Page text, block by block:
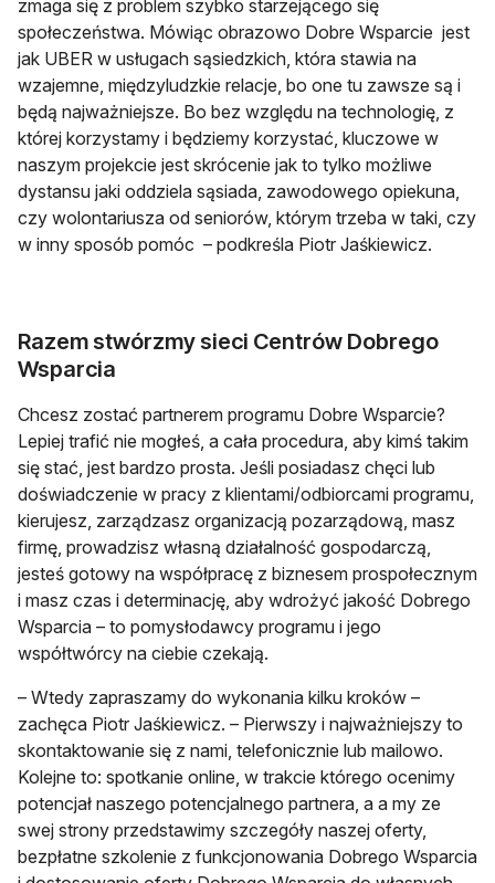
zmaga się z problem szybko starzejącego się
społeczeństwa. Mówiąc obrazowo Dobre Wsparcie jest
jak UBER w usługach sąsiedzkich, która stawia na
wzajemne, międzyludzkie relacje, bo one tu zawsze są i
będą najważniejsze. Bo bez względu na technologię, z
której korzystamy i będziemy korzystać, kluczowe w
naszym projekcie jest skrócenie jak to tylko możliwe
dystansu jaki oddziela sąsiada, zawodowego opiekuna,
czy wolontariusza od seniorów, którym trzeba w taki, czy
w inny sposób pomóc – podkreśla Piotr Jaśkiewicz.
Razem stwórzmy sieci Centrów Dobrego
Wsparcia
Chcesz zostać partnerem programu Dobre Wsparcie?
Lepiej trafić nie mogłeś, a cała procedura, aby kimś takim
się stać, jest bardzo prosta. Jeśli posiadasz chęci lub
doświadczenie w pracy z klientami/odbiorcami programu,
kierujesz, zarządzasz organizacją pozarządową, masz
firmę, prowadzisz własną działalność gospodarczą,
jesteś gotowy na współpracę z biznesem prospołecznym
i masz czas i determinację, aby wdrożyć jakość Dobrego
Wsparcia – to pomysłodawcy programu i jego
współtwórcy na ciebie czekają.
– Wtedy zapraszamy do wykonania kilku kroków –
zachęca Piotr Jaśkiewicz. – Pierwszy i najważniejszy to
skontaktowanie się z nami, telefonicznie lub mailowo.
Kolejne to: spotkanie online, w trakcie którego ocenimy
potencjał naszego potencjalnego partnera, a a my ze
swej strony przedstawimy szczegóły naszej oferty,
bezpłatne szkolenie z funkcjonowania Dobrego Wsparcia